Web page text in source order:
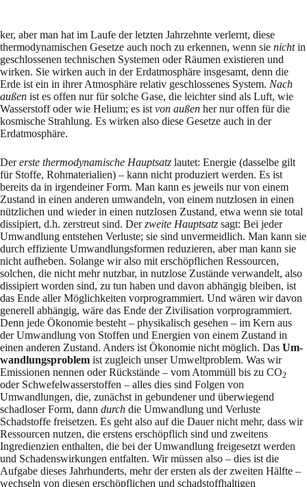
ker, aber man hat im Laufe der letzten Jahrzehnte verlernt, diese
thermodynamischen Ge­setze auch noch zu erken­nen, wenn sie nichtin
geschlossenen technischen Systemen oder Räumen existieren und
wirken. Sie wirken auch in der Erdatmosphäre insgesamt, denn die
Erde ist ein in ihrer Atmosphäre rela­tiv geschlossenes System. Nach
außen ist es offen nur für solche Gase, die leichter sind als Luft, wie
Wasserstoff oder wie Helium; es ist von außen her nur offen für die
kosmische Strahlung. Es wirken also diese Gesetze auch in der
Erdatmo­sphäre.
Dererste thermodynamische Hauptsatz lautet: Energie (dasselbe gilt
für Stoffe, Rohmateria­lien) – kann nicht produziert werden. Es ist
bereits da in irgendeiner Form. Man kann es je­weils nur von einem
Zustand in einen anderen umwandeln, von einem nutzlosen in einen
nütz­lichen und wieder in einen nutzlosen Zustand, etwa wenn sie total
dissipiert, d.h. zer­streut sind. Derzweite Hauptsatz sagt: Bei jeder
Umwandlung entstehen Verluste; sie sind un­ver­meidlich. Man kann sie
durch effiziente Umwandlungsformen reduzieren, aber man kann sie
nicht aufheben. Solange wir also mit erschöpflichen Ressourcen,
solchen, die nicht mehr nutz­bar, in nutzlose Zustände verwandelt, also
dissipiert worden sind, zu tun haben und da­von abhängig bleiben, ist
das Ende aller Möglichkeiten vorprogrammiert. Und wären wir da­von
generell abhängig, wäre das Ende der Zivilisation vorprogrammiert.
Denn jede Ökonomie be­steht – physikalisch gesehen – im Kern aus
der Umwandlung von Stoffen und Energien von einem Zustand in
einen anderen Zustand. Anders ist Ökonomie nicht möglich. Das Um­
wand­lungsproblem ist zugleich unser Umweltpro­blem. Was wir
Emissionen nennen oder Rück­stände – vom Atommüll bis zu CO2
oder Schwefelwasserstoffen – alles dies sind Folgen von
Umwandlungen, die, zunächst in gebundener und überwie­gend
schadloser Form, dann durch die Umwandlung und Verluste
Schadstoffe freisetzen. Es geht also auf die Dauer nicht mehr, dass wir
Ressourcen nutzen, die erstens erschöpflich sind und zweitens
Ingredienzien ent­hal­ten, die bei der Umwandlung freigesetzt werden
und Schadenswir­kungen entfalten. Wir müssen also – dies ist die
Aufgabe dieses Jahrhunderts, mehr der ersten als der zweiten Hälf­te –
wechseln von diesen erschöpflichen und schadstoffhaltigen